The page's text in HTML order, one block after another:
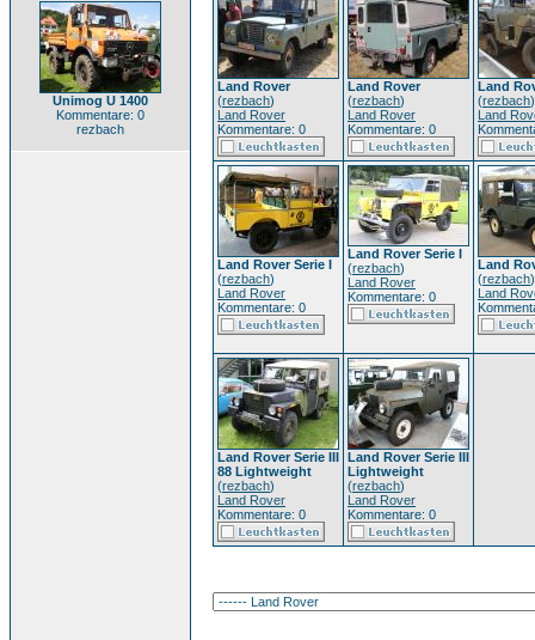
Unimog U 1400
Kommentare: 0
rezbach
Land Rover
(rezbach)
Land Rover
Kommentare: 0
Land Rover
(rezbach)
Land Rover
Kommentare: 0
Land
(rezbach)
Land
Land Rover Serie I
(rezbach)
Land Rover
Kommentare: 0
Land Rover Serie I
(rezbach)
Land Rover
Kommentare: 0
Land
(rezbach)
Land
Land Rover Serie III
88 Lightweight
(rezbach)
Land Rover
Kommentare: 0
Land Rover Serie III
Lightweight
(rezbach)
Land Rover
Kommentare: 0